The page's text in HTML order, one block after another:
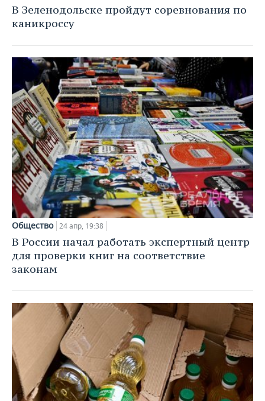
В Зеленодольске пройдут соревнования по
каникроссу
Общество 24 апр, 19:38
В России начал работать экспертный центр
для проверки книг на соответствие
законам